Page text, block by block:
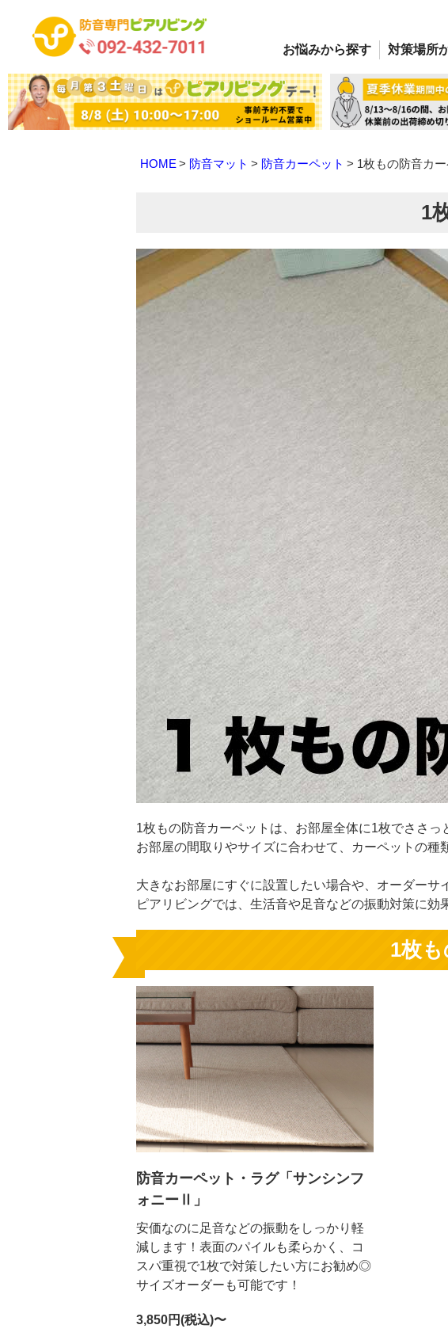
お悩みから探す 対策場所
HOME 防音マット 防音カーペット 1枚もの防音カー
1
1枚もの防音カーペットは、お部屋全体に1枚でささっ
お部屋の間取りやサイズに合わせて、カーペットの種
大きなお部屋にすぐに設置したい場合や、オーダーサ
ピアリビングでは、生活音や足音などの振動対策に効
1枚
防音カーペット・ラグ「サンシンフ
ォニーⅡ」
安価なのに足音などの振動をしっかり軽
減します！表面のパイルも柔らかく、コ
スパ重視で1枚で対策したい方にお勧め◎
サイズオーダーも可能です！
3,850円(税込)〜